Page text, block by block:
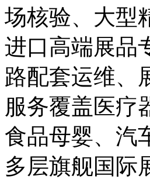
场核验、大型
进口高端展品
路配套运维、
服务覆盖医疗
食品母婴、汽
多层旗舰国际